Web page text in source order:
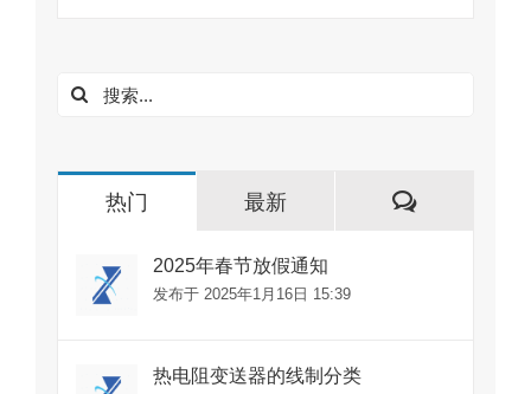
搜
热门 最新
评
2025年春节放假通知
发布于 2025年1月16日 15:39
热电阻变送器的线制分类